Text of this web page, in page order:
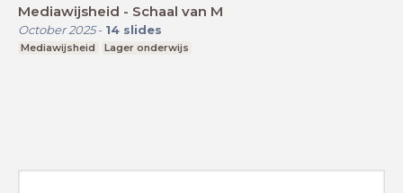
Mediawijsheid - Schaal van M
October 2025- 14 slides
Mediawijsheid Lager onderwijs